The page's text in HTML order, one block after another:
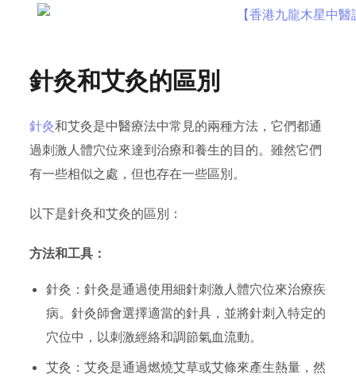
針灸和艾灸的區別
針灸和艾灸是中醫療法中常見的兩種方法，它們都通
過刺激人體穴位來達到治療和養生的目的。雖然它們
有一些相似之處，但也存在一些區別。
以下是針灸和艾灸的區別：
方法和工具：
針灸：針灸是通過使用細針刺激人體穴位來治療疾
病。針灸師會選擇適當的針具，並將針刺入特定的
穴位中，以刺激經絡和調節氣血流動。
艾灸：艾灸是通過燃燒艾草或艾條來產生熱量，然